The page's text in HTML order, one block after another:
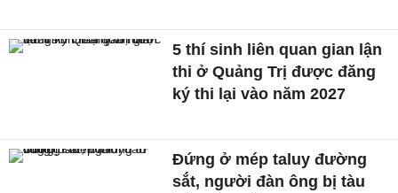
5 thí sinh liên quan gian lận
thi ở Quảng Trị được đăng
ký thi lại vào năm 2027
Đứng ở mép taluy đường
sắt, người đàn ông bị tàu